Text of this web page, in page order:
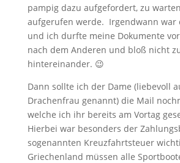
pampig dazu aufgefordert, zu
aufgerufen werde. Irgendwann war
und ich durfte meine Dokumente
nach dem Anderen und bloß nicht
hintereinander. 😉
Dann sollte ich der Dame (liebevoll
Drachenfrau genannt) die Mail
welche ich ihr bereits am Vortag
Hierbei war besonders der
sogenannten Kreuzfahrtsteuer
Griechenland müssen alle